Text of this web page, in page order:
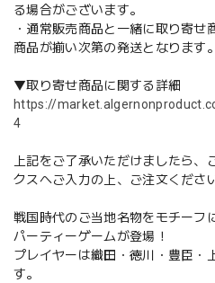
る場合がございます。
・通常販売商品と一緒に取り寄
商品が揃い次第の発送となります。
▼取り寄せ商品に関する詳細
https://
4
上記をご了承いただけましたら
クスへご入力の上、ご注文くださ
戦国時代のご当地名物をモチーフ
パーティーゲームが登場！
プレイヤーは織田・徳川・豊臣・
す。